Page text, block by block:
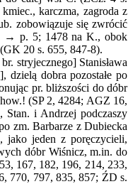
karczma, zagroda z
zobowiązuje się zwrócić
→ p. 5; 1478 na K., obok
20 s. 655, 847-8).
stryjecznego] Stanisława
dobra pozostałe po
pr. bliższości do dóbr
(SP 2, 4284; AGZ 16,
i Andrzej podczaszy
zm. Barbarze z Dubiecka
jeden z poręczycieli,
dóbr Wiśnicz, m.in. do
167, 182, 196, 214, 233,
770, 797, 835, 857; ŹD s.